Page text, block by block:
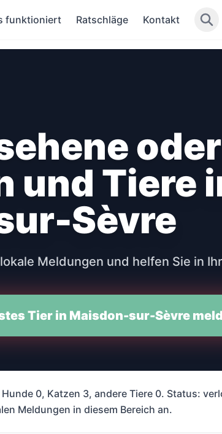
funktioniert Ratschläge Kontakt
und Tiere
Sèvre
Meldungen und helfen Sie in
Tier in Maisdon-sur-Sèvre
0, Katzen 3, andere Tiere 0. Status:
Meldungen in diesem Bereich an.